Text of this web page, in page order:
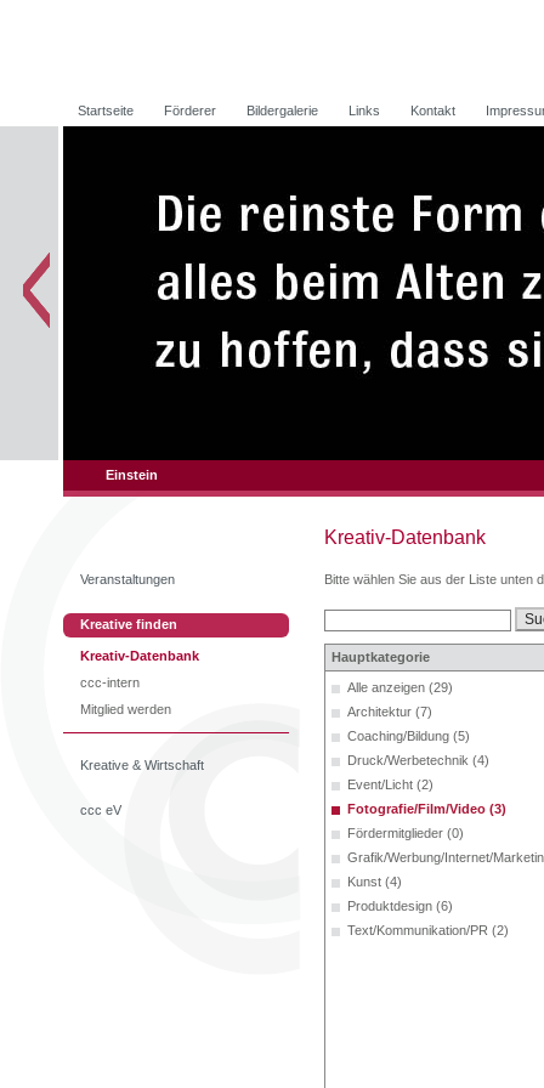
Veranstaltungen
Kreative finden
Kreativ-Datenbank
ccc-intern
Mitglied werden
Kreative & Wirtschaft
ccc eV
Kreativ-Datenbank
Bitte wählen Sie aus der Liste unten
Hauptkategorie
Alle anzeigen (29)
Architektur (7)
Coaching/Bildung (5)
Druck/Werbetechnik (4)
Event/Licht (2)
Fotografie/Film/Video (3)
Fördermitglieder (0)
Grafik/Werbung/Internet/
Kunst (4)
Produktdesign (6)
Text/Kommunikation/PR (2)
Einstein
Startseite Förderer Bildergalerie Links Kontakt